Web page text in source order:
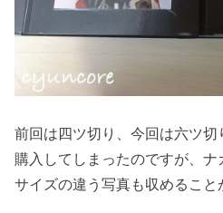
前回は四ツ切り、今回は六ツ
購入してしまったのですが、
サイズの違う写真も収めること